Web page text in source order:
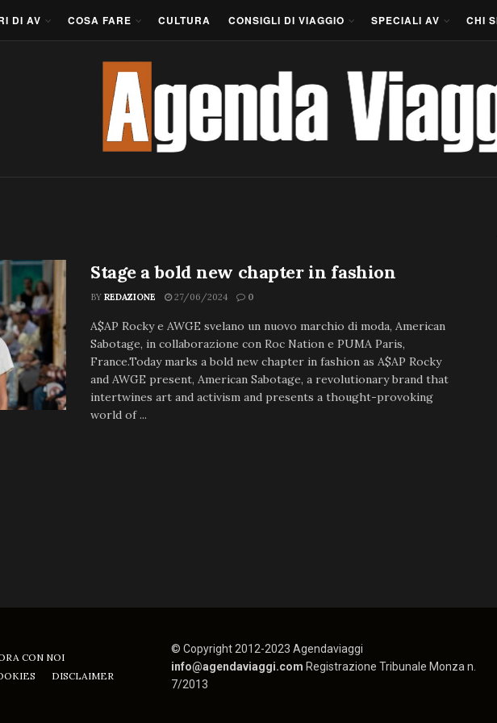
DI AV COSA FARE CULTURA CONSIGLI DI VIAGGIO SPECIALI AV CHI
Stage a bold new chapter in fashion
BY REDAZIONE 27/06/2024 0
A$AP Rocky e AWGE svelano un nuovo marchio di moda, American
Sabotage, in collaborazione con Roc Nation e PUMA Paris,
France.Today marks a bold new chapter in fashion as A$AP Rocky
and AWGE present, American Sabotage, a revolutionary brand that
intertwines art and activism and presents a thought-provoking
world of ...
CON NOI
DISCLAIMER
© Copyright 2012-2023 Agendaviaggi
info@agendaviaggi.com Registrazione Tribunale Monza n.
7/2013